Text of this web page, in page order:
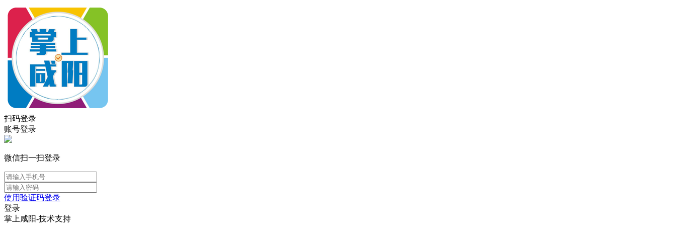
扫码登录
账号登录
微信扫一扫登录
使用验证码登录
登录
掌上咸阳-技术支持